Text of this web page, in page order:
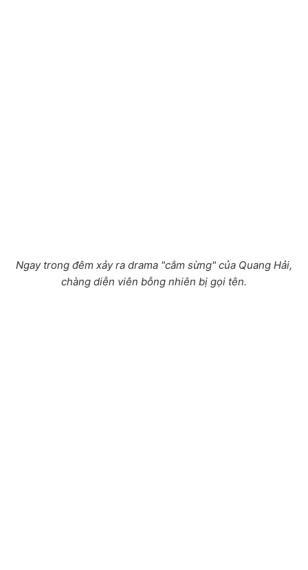
Ngay trong đêm xảy ra drama "cắm sừng" của Quang Hải,
chàng diễn viên bỗng nhiên bị gọi tên.